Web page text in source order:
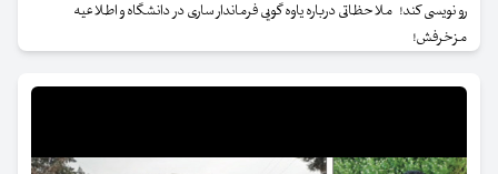
رو نویسی کند! ملاحظاتی درباره یاوه گویی فرماندار ساری در دانشگاه و اطلاعیه
مزخرفش!